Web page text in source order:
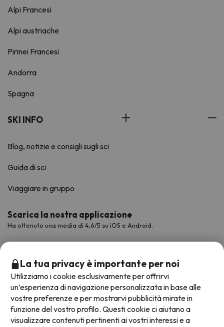
Alpi Francesi
Alpi austriache
Pirinei Francesi
Andorra
Spagna
SKI INFO
Blog, notizie e consigli sugli sci
Guida di sci
Viaggiare in gruppo
Scarica la nostra applicazione
Ha ottenuto una media di 4,6/5 su iOS e Android.
La tua privacy è importante per noi
Utilizziamo i cookie esclusivamente per offrirvi
un’esperienza di navigazione personalizzata in base alle
vostre preferenze e per mostrarvi pubblicità mirate in
funzione del vostro profilo. Questi cookie ci aiutano a
visualizzare contenuti pertinenti ai vostri interessi e a